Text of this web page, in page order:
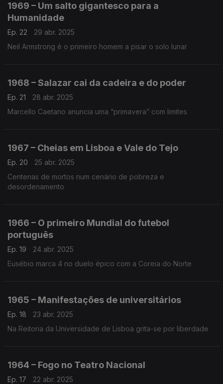
1969 – Um salto gigantesco para a
Humanidade
Ep. 22
29 abr. 2025
Neil Armstrong é o primeiro homem a pisar o solo lunar
1968 – Salazar cai da cadeira e do poder
Ep. 21
28 abr. 2025
Marcello Caetano anuncia uma “primavera” com limites
1967 – Cheias em Lisboa e Vale do Tejo
Ep. 20
25 abr. 2025
Centenas de mortos num cenário de pobreza e
desordenamento
1966 – O primeiro Mundial do futebol
português
Ep. 19
24 abr. 2025
Eusébio marca 4 no duelo épico com a Coreia do Norte
1965 – Manifestações de universitários
Ep. 18
23 abr. 2025
Na Reitoria da Universidade de Lisboa grita-se por liberdade
1964 – Fogo no Teatro Nacional
Ep. 17
22 abr. 2025